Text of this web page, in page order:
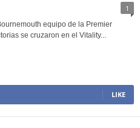
1
equipo de la Premier
se cruzaron en el Vitality...
LIKE